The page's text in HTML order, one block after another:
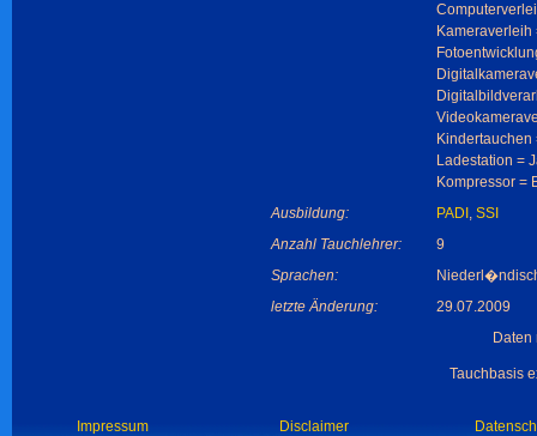
Kameraverleih
Kindertauchen
Ladestation =
Kompressor =
Ausbildung:
PADI , SSI
Anzahl Tauchlehrer:
9
Sprachen:
letzte Änderung:
29.07.2009
Tauchbasis
Impressum Disclaimer